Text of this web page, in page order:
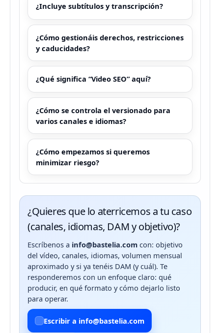
¿Incluye subtítulos y transcripción?
¿Cómo gestionáis derechos, restricciones
y caducidades?
¿Qué significa “Video SEO” aquí?
¿Cómo se controla el versionado para
varios canales e idiomas?
¿Cómo empezamos si queremos
minimizar riesgo?
¿Quieres que lo aterricemos a tu caso
(canales, idiomas, DAM y objetivo)?
Escríbenos a info@bastelia.com con: objetivo
del vídeo, canales, idiomas, volumen mensual
aproximado y si ya tenéis DAM (y cuál). Te
responderemos con un enfoque claro: qué
producir, en qué formato y cómo dejarlo listo
para operar.
Escribir a info@bastelia.com